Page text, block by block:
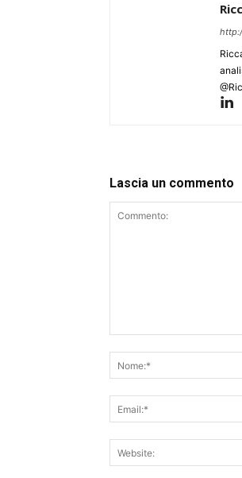
Lascia un commento